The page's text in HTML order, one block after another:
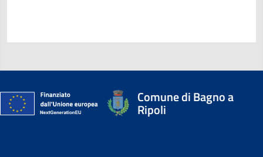
Comune di Bagno a
Ripoli